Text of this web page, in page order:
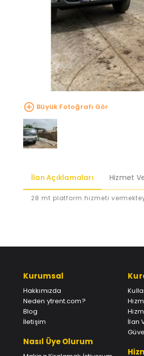
Büyük Fotoğrafı Gör
İlan Açıklamaları Hizmet
28 mt platform hizmeti
Kurumsal
Hakkımızda
Neden ytrent.com?
Blog
İletişim
Nasıl Üye Olurum
İlan